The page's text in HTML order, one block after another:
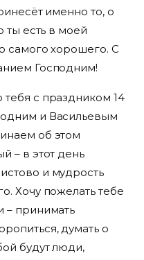
именно то, о
ты есть в моей
самого хорошего. С
Господним!
с праздником 14
и Васильевым
об этом
– в этот день
и мудрость
Хочу пожелать тебе
– принимать
думать о
будут люди,